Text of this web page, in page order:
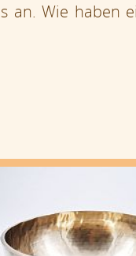
an. Wie haben